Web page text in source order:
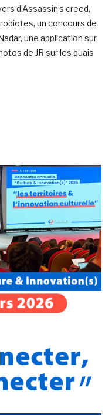
d’Assassin’s creed,
un concours de
une application sur
de JR sur les quais